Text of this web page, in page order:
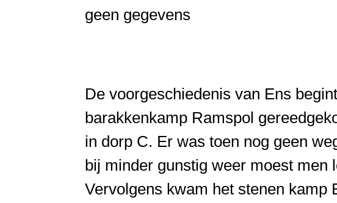
geen gegevens
De voorgeschiedenis van Ens
barakkenkamp Ramspol
in dorp C. Er was toen nog geen
bij minder gunstig weer moest men
Vervolgens kwam het stenen kamp